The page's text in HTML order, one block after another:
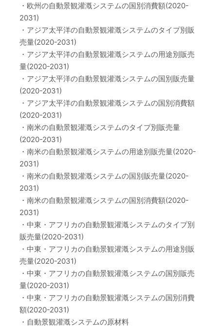
・欧州の自動景観灌漑システムの国別消費額(2020-
2031)
・アジア太平洋の自動景観灌漑システムのタイプ別販
売量(2020-2031)
・アジア太平洋の自動景観灌漑システムの用途別販売
量(2020-2031)
・アジア太平洋の自動景観灌漑システムの国別販売量
(2020-2031)
・アジア太平洋の自動景観灌漑システムの国別消費額
(2020-2031)
・南米の自動景観灌漑システムのタイプ別販売量
(2020-2031)
・南米の自動景観灌漑システムの用途別販売量(2020-
2031)
・南米の自動景観灌漑システムの国別販売量(2020-
2031)
・南米の自動景観灌漑システムの国別消費額(2020-
2031)
・中東・アフリカの自動景観灌漑システムのタイプ別
販売量(2020-2031)
・中東・アフリカの自動景観灌漑システムの用途別販
売量(2020-2031)
・中東・アフリカの自動景観灌漑システムの国別販売
量(2020-2031)
・中東・アフリカの自動景観灌漑システムの国別消費
額(2020-2031)
・自動景観灌漑システムの原材料